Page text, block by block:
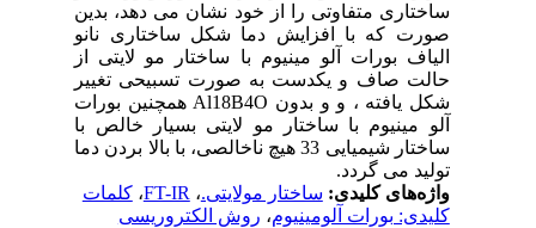
ساختاری متفاوتی را از خود نشان می دهد، بدین
صورت که با افزایش دما شکل ساختاری نانو
الیاف بورات آلو مینیوم با ساختار مو لایتی از
حالت صاف و یکدست به صورت تسبیحی تغییر
شکل یافته ، و و بدون Al18B4O همچنین بورات
آلو مینیوم با ساختار مو لایتی بسیار خالص با
ساختار شیمیایی 33 هیچ ناخالصی، با بالا بردن دما
تولید می گردد.
واژه‌های کلیدی:ساختار مولایتی. ،FT-IR،کلمات
کلیدی: بورات آلومینیوم،روش الکتروریسی